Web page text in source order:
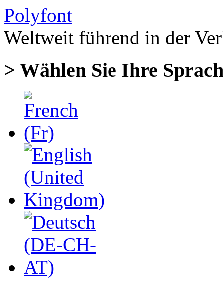
Polyfont
Weltweit führend in der
> Wählen Sie Ihre